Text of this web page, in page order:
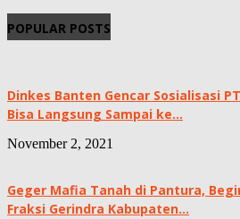
POPULAR POSTS
Dinkes Banten Gencar Sosialisasi
Bisa Langsung Sampai ke...
November 2, 2021
Geger Mafia Tanah di Pantura,
Fraksi Gerindra Kabupaten...